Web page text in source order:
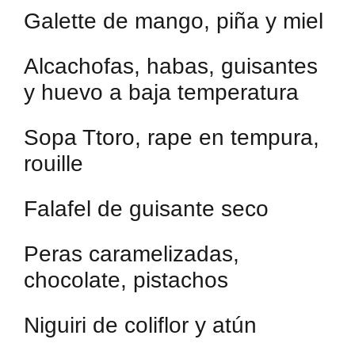
Galette de mango, piña y miel
Alcachofas, habas, guisantes
y huevo a baja temperatura
Sopa Ttoro, rape en tempura,
rouille
Falafel de guisante seco
Peras caramelizadas,
chocolate, pistachos
Niguiri de coliflor y atún